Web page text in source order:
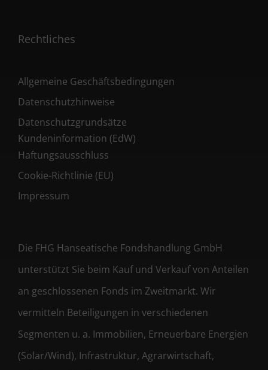
Rechtliches
Allgemeine Geschäftsbedingungen
Datenschutzhinweise
Datenschutzgrundsätze
Kundeninformation (EdW)
Haftungsausschluss
Cookie-Richtlinie (EU)
Impressum
Die FHG Hanseatische Fondshandlung GmbH
unterstützt Sie beim Kauf und Verkauf von Anteilen
an geschlossenen Fonds im Zweitmarkt. Wir
vermitteln Beteiligungen in verschiedenen
Segmenten u. a. Immobilien, Erneuerbare Energien
(Solar/Wind), Infrastruktur, Agrarwirtschaft,